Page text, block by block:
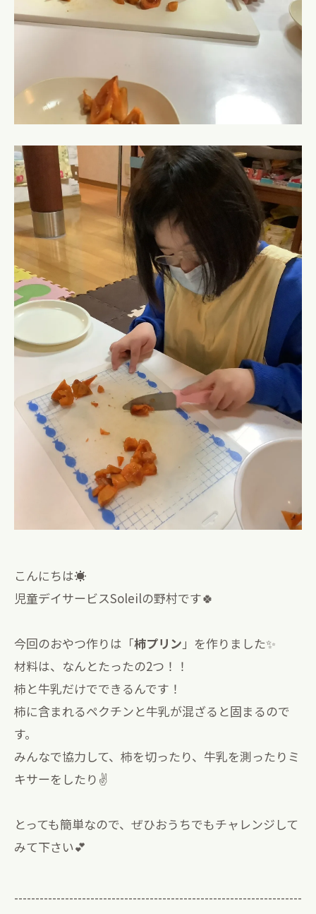
こんにちは☀
児童デイサービスSoleilの野村です🍀
今回のおやつ作りは「柿プリン」を作りました✨
材料は、なんとたったの2つ！！
柿と牛乳だけでできるんです！
柿に含まれるペクチンと牛乳が混ざると固まるので
す。
みんなで協力して、柿を切ったり、牛乳を測ったりミ
キサーをしたり✌️
とっても簡単なので、ぜひおうちでもチャレンジして
みて下さい💕
--------------------------------------------------------------------